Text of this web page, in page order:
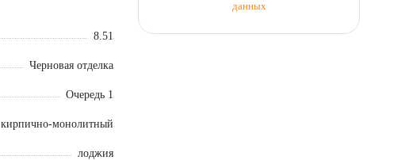
8.51
Черновая отделка
Очередь 1
кирпично-монолитный
лоджия
данных